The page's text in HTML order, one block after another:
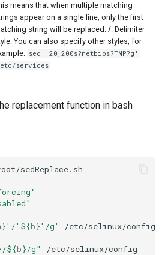
means that when multiple matching
appear on a single line, only the first
string will be replaced. /: Delimiter
You can also specify other styles, for
sed '20,200s?netbios?TMP?g'
services
replacement function in bash
}'/' ${b}'/g'
/${b}/g"